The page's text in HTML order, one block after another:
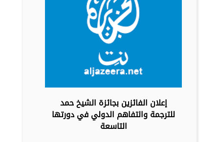
إعلان الفائزين بجائزة الشيخ حمد
للترجمة والتفاهم الدولي في دورتها
التاسعة